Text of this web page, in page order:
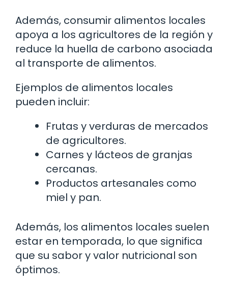
Además, consumir alimentos locales
apoya a los agricultores de la región y
reduce la huella de carbono asociada
al transporte de alimentos.
Ejemplos de alimentos locales
pueden incluir:
Frutas y verduras de mercados
de agricultores.
Carnes y lácteos de granjas
cercanas.
Productos artesanales como
miel y pan.
Además, los alimentos locales suelen
estar en temporada, lo que significa
que su sabor y valor nutricional son
óptimos.